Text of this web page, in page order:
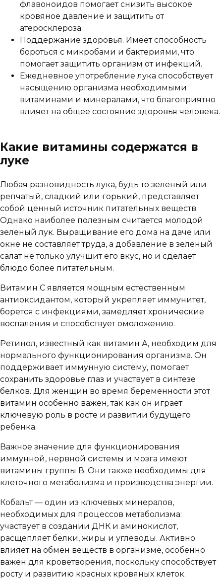
флавоноидов помогает снизить высокое
кровяное давление и защитить от
атеросклероза.
Поддержание здоровья. Имеет способность
бороться с микробами и бактериями, что
помогает защитить организм от инфекций.
Ежедневное употребление лука способствует
насыщению организма необходимыми
витаминами и минералами, что благоприятно
влияет на общее состояние здоровья человека.
Какие витамины содержатся в
луке
Любая разновидность лука, будь то зеленый или
репчатый, сладкий или горький, представляет
собой ценный источник питательных веществ.
Однако наиболее полезным считается молодой
зеленый лук. Выращивание его дома на даче или
окне не составляет труда, а добавление в зеленый
салат не только улучшит его вкус, но и сделает
блюдо более питательным.
Витамин С является мощным естественным
антиоксидантом, который укрепляет иммунитет,
борется с инфекциями, замедляет хронические
воспаления и способствует омоложению.
Ретинол, известный как витамин А, необходим для
нормального функционирования организма. Он
поддерживает иммунную систему, помогает
сохранить здоровье глаз и участвует в синтезе
белков. Для женщин во время беременности этот
витамин особенно важен, так как он играет
ключевую роль в росте и развитии будущего
ребенка.
Важное значение для функционирования
иммунной, нервной системы и мозга имеют
витамины группы В. Они также необходимы для
клеточного метаболизма и производства энергии.
Кобальт — один из ключевых минералов,
необходимых для процессов метаболизма:
участвует в создании ДНК и аминокислот,
расщепляет белки, жиры и углеводы. Активно
влияет на обмен веществ в организме, особенно
важен для кроветворения, поскольку способствует
росту и развитию красных кровяных клеток.